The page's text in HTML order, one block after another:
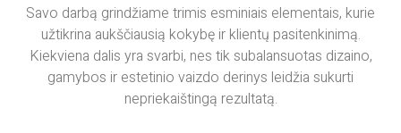
Savo darbą grindžiame trimis esminiais elementais, kurie
užtikrina aukščiausią kokybę ir klientų pasitenkinimą.
Kiekviena dalis yra svarbi, nes tik subalansuotas dizaino,
gamybos ir estetinio vaizdo derinys leidžia sukurti
nepriekaištingą rezultatą.